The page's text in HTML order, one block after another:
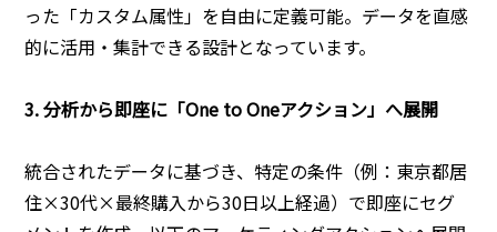
った「カスタム属性」を自由に定義可能。データを直感
的に活用・集計できる設計となっています。
3. 分析から即座に「One to Oneアクション」へ展開
統合されたデータに基づき、特定の条件（例：東京都居
住×30代×最終購入から30日以上経過）で即座にセグ